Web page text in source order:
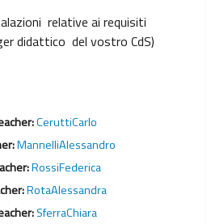
relative ai requisiti
didattico del vostro CdS)
CeruttiCarlo
MannelliAlessandro
RossiFederica
RotaAlessandra
SferraChiara